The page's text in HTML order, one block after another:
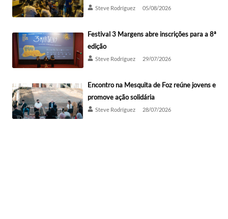
Steve Rodríguez 05/08/2026
Festival 3 Margens abre inscrições para a 8ª
edição
Steve Rodríguez 29/07/2026
Encontro na Mesquita de Foz reúne jovens e
promove ação solidária
Steve Rodríguez 28/07/2026